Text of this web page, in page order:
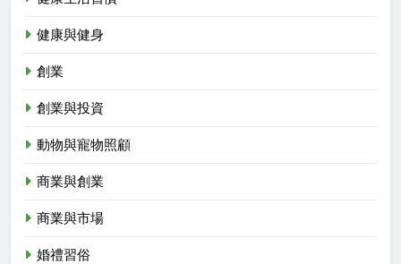
健康與健身
創業
創業與投資
動物與寵物照顧
商業與創業
商業與市場
婚禮習俗